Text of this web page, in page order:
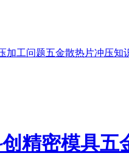
加工问题五金散热片冲压知
精密模具五